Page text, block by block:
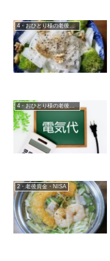
4・おひとり様の老後準備
4・おひとり様の老後準備
2・老後資金・NISA